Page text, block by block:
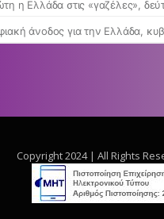
Copyright 2024 | All Rights